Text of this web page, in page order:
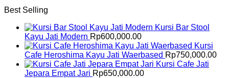
Best Selling
Kursi Bar Stool
Kayu Jati Modern Rp600,000.00
Kursi
Cafe Heroshima Kayu Jati Waerbased Rp750,000.00
Kursi Cafe Jati
Jepara Empat Jari Rp650,000.00